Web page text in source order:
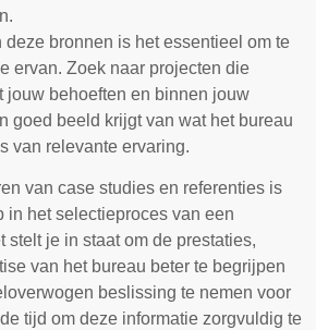
deze bronnen is het essentieel om te
ervan. Zoek naar projecten die
jouw behoeften en binnen jouw
goed beeld krijgt van wat het bureau
van relevante ervaring.
van case studies en referenties is
in het selectieproces van een
stelt je in staat om de prestaties,
van het bureau beter te begrijpen
beslissing te nemen voor
tijd om deze informatie zorgvuldig te